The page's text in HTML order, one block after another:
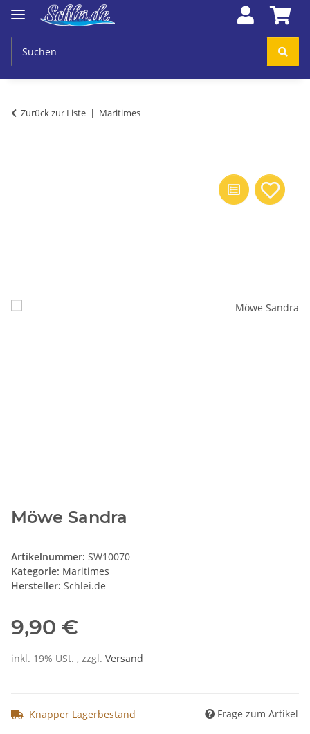
Zurück zur Liste Maritimes
Möwe Sandra
Artikelnummer: SW10070
Kategorie: Maritimes
Hersteller: Schlei.de
9,90 €
inkl. 19% USt. , zzgl. Versand
Knapper Lagerbestand Frage zum Artikel